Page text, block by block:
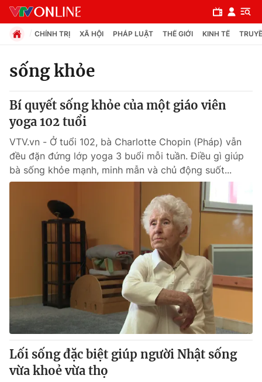
Chuyên mục
Chính trị
Xã hội
Pháp luật
Thế giới đó đây
Câu chuyện quốc tế
Thị trường
Góc doanh nghiệp
Dữ liệu và đời sống
Truyền hình
CHÍNH TRỊ XÃ HỘI PHÁP LUẬT THẾ GIỚI KINH TẾ
sống khỏe
Bí quyết sống khỏe của một giáo viên
yoga 102 tuổi
VTV.vn - Ở tuổi 102, bà Charlotte Chopin (Pháp) vẫn
đều đặn đứng lớp yoga 3 buổi mỗi tuần. Điều gì giúp
bà sống khỏe mạnh, minh mẫn và chủ động suốt...
Lối sống đặc biệt giúp người Nhật sống
vừa khoẻ vừa thọ